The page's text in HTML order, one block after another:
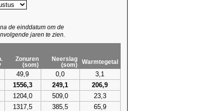
de einddatum om de
jaren te zien.
Zonuren
(som)
Neerslag
(som)
Warmtegetal
49,9 0,0 3,1
1556,3 249,1 206,9
1204,0 509,0 23,3
1317,5 385,5 65,9